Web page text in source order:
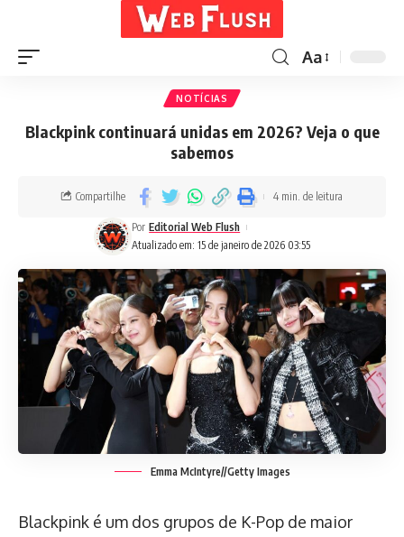
Aa
NOTÍCIAS
Blackpink continuará unidas em 2026? Veja o que
sabemos
Atualizado em: 15 de janeiro de 2026 03:55
Por Editorial Web Flush
Compartilhe 4 min. de leitura
Emma McIntyre//Getty Images
Blackpink é um dos grupos de K-Pop de maior